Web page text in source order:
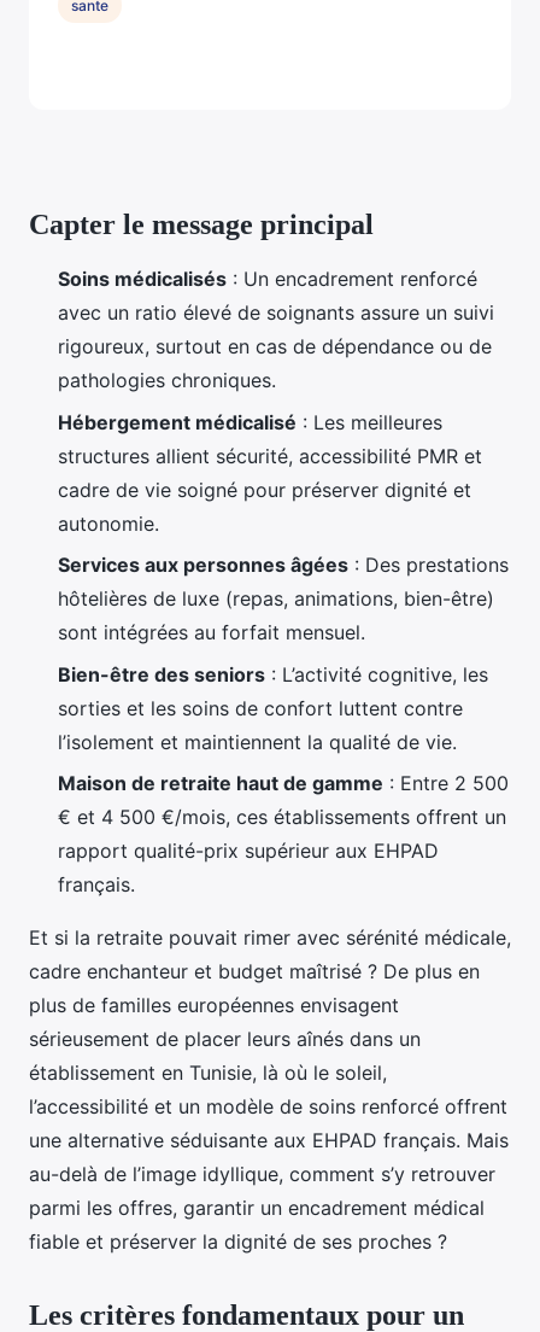
Capter le message principal
Soins médicalisés : Un encadrement renforcé
avec un ratio élevé de soignants assure un suivi
rigoureux, surtout en cas de dépendance ou de
pathologies chroniques.
Hébergement médicalisé : Les meilleures
structures allient sécurité, accessibilité PMR et
cadre de vie soigné pour préserver dignité et
autonomie.
Services aux personnes âgées : Des prestations
hôtelières de luxe (repas, animations, bien-être)
sont intégrées au forfait mensuel.
Bien-être des seniors : L’activité cognitive, les
sorties et les soins de confort luttent contre
l’isolement et maintiennent la qualité de vie.
Maison de retraite haut de gamme : Entre 2 500
€ et 4 500 €/mois, ces établissements offrent un
rapport qualité-prix supérieur aux EHPAD
français.
Et si la retraite pouvait rimer avec sérénité médicale,
cadre enchanteur et budget maîtrisé ? De plus en
plus de familles européennes envisagent
sérieusement de placer leurs aînés dans un
établissement en Tunisie, là où le soleil,
l’accessibilité et un modèle de soins renforcé offrent
une alternative séduisante aux EHPAD français. Mais
au-delà de l’image idyllique, comment s’y retrouver
parmi les offres, garantir un encadrement médical
fiable et préserver la dignité de ses proches ?
Les critères fondamentaux pour un
sante